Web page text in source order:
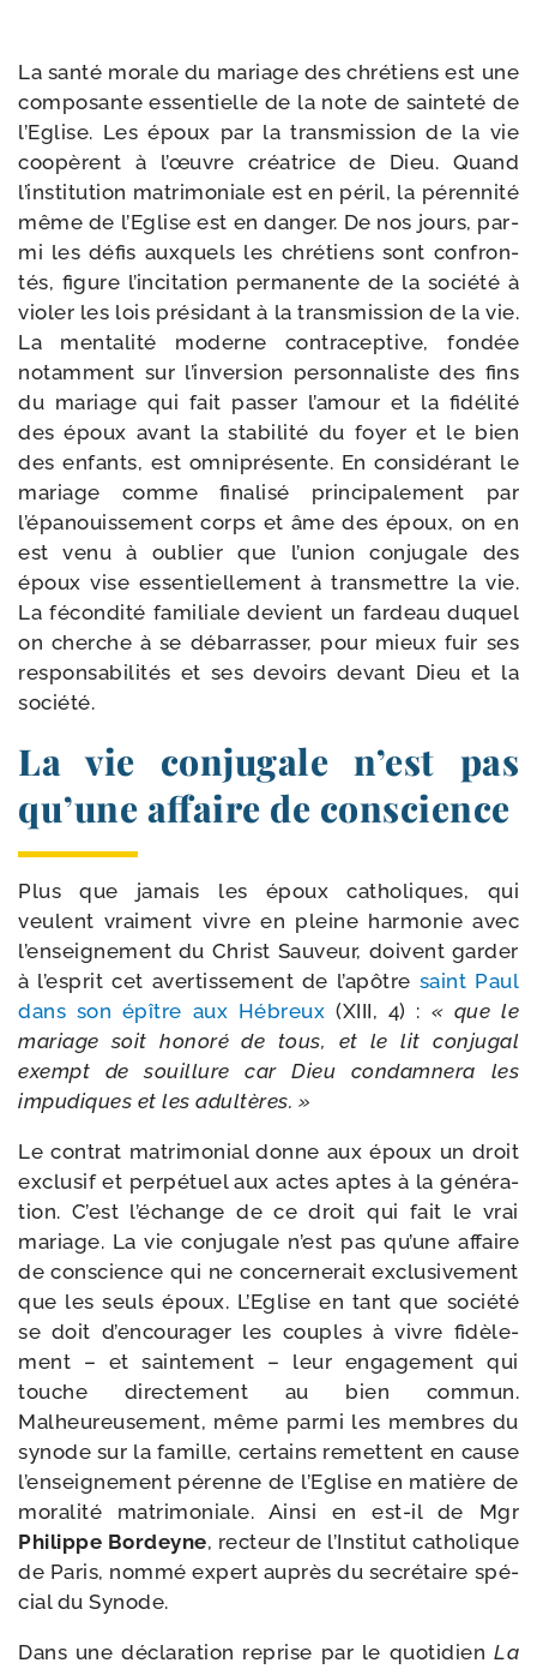
La san­té morale du mariage des chré­tiens est une
com­po­sante essen­tielle de la note de sain­te­té de
l’Eglise. Les époux par la trans­mis­sion de la vie
coopèrent à l’œuvre créa­trice de Dieu. Quand
l’institution matri­mo­niale est en péril, la péren­ni­té
même de l’Eglise est en dan­ger. De nos jours, par­
mi les défis aux­quels les chré­tiens sont confron­
tés, figure l’incitation per­ma­nente de la socié­té à
vio­ler les lois pré­si­dant à la trans­mis­sion de la vie.
La men­ta­li­té moderne contra­cep­tive, fon­dée
notam­ment sur l’inversion per­son­na­liste des fins
du mariage qui fait pas­ser l’amour et la fidé­li­té
des époux avant la sta­bi­li­té du foyer et le bien
des enfants, est omni­pré­sente. En consi­dé­rant le
mariage comme fina­li­sé prin­ci­pa­le­ment par
l’épanouissement corps et âme des époux, on en
est venu à oublier que l’union conju­gale des
époux vise essen­tiel­le­ment à trans­mettre la vie.
La fécon­di­té fami­liale devient un far­deau duquel
on cherche à se débar­ras­ser, pour mieux fuir ses
res­pon­sa­bi­li­tés et ses devoirs devant Dieu et la
société.
La vie conjugale n’est pas
qu’une affaire de conscience
Plus que jamais les époux catho­liques, qui
veulent vrai­ment vivre en pleine har­mo­nie avec
l’enseignement du Christ Sauveur, doivent gar­der
à l’esprit cet aver­tis­se­ment de l’apôtre saint Paul
dans son épître aux Hébreux (XIII, 4) : « que le
mariage soit hono­ré de tous, et le lit conju­gal
exempt de souillure car Dieu condam­ne­ra les
impu­diques et les adultères. »
Le contrat matri­mo­nial donne aux époux un droit
exclu­sif et per­pé­tuel aux actes aptes à la géné­ra­
tion. C’est l’échange de ce droit qui fait le vrai
mariage. La vie conju­gale n’est pas qu’une affaire
de conscience qui ne concer­ne­rait exclu­si­ve­ment
que les seuls époux. L’Eglise en tant que socié­té
se doit d’encourager les couples à vivre fidè­le­
ment – et sain­te­ment – leur enga­ge­ment qui
touche direc­te­ment au bien com­mun.
Malheureusement, même par­mi les membres du
synode sur la famille, cer­tains remettent en cause
l’enseignement pérenne de l’Eglise en matière de
mora­li­té matri­mo­niale. Ainsi en est-​il de Mgr
Philippe Bordeyne, rec­teur de l’Institut catho­lique
de Paris, nom­mé expert auprès du secré­taire spé­
cial du Synode.
Dans une décla­ra­tion reprise par le quo­ti­dien La